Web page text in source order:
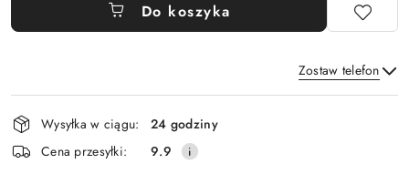
Do koszyka
Zostaw telefon
Wyślij
Dostępność
i
dostawa
Wysyłka w ciągu:
24 godziny
Cena przesyłki:
9.9